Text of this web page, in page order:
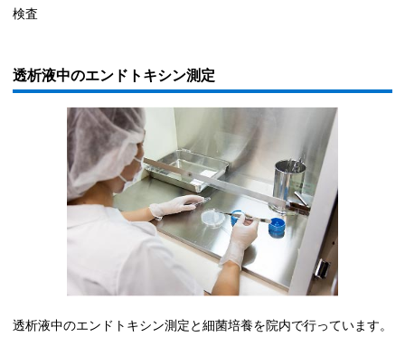
検査
透析液中のエンドトキシン測定
透析液中のエンドトキシン測定と細菌培養を院内で行っています。